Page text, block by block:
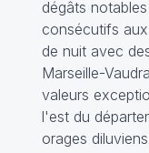
dégâts
consécutifs
de nuit avec
Marseille-
valeurs
l'est du
orages